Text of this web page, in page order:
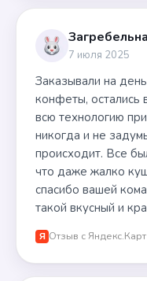
7 июля 2025
Заказывали на
конфеты, остались
всю технологию
никогда и не
происходит. Все
что даже жалко
спасибо вашей
такой вкусный и
Я Отзыв с Яндекс.Карт